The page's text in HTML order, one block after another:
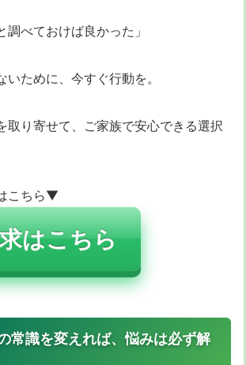
調べておけば良かった」
いために、今すぐ行動を。
取り寄せて、ご家族で安心できる選択
こちら▼
はこちら
常識を変えれば、悩みは必ず解